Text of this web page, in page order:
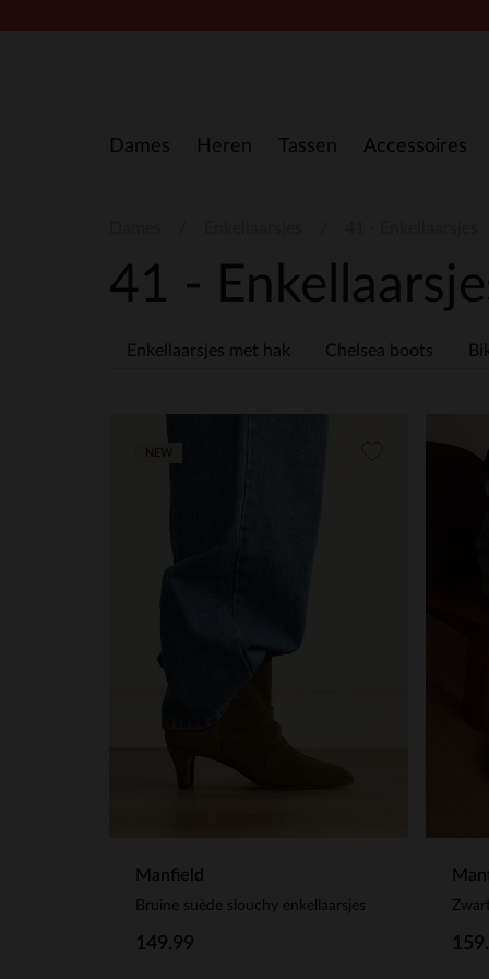
Dames Heren Tassen Accessoires
41 -
Enkellaarsjes met hak Chelsea boots
Manfield
Bruine suède slouchy enkellaarsjes
149.99